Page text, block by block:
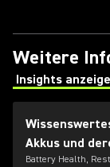
Weitere
Insights
(Opens in a new
Akkus und
Battery Health,